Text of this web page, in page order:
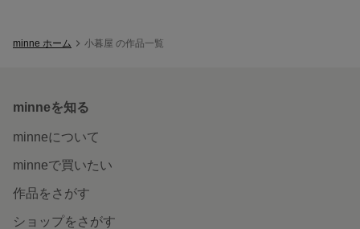
minne ホーム 小暮屋 の作品一覧
minneを知る
minneについて
minneで買いたい
作品をさがす
ショップをさがす